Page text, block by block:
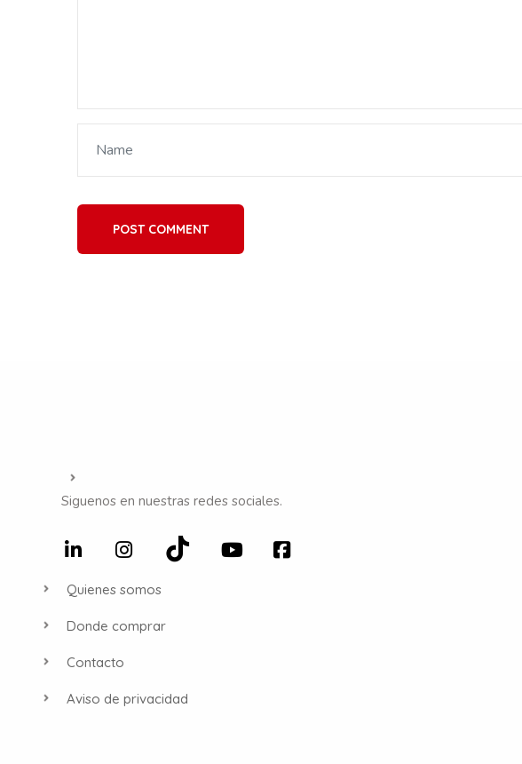
POST COMMENT
Siguenos en nuestras redes sociales.
Quienes somos
Donde comprar
Contacto
Aviso de privacidad